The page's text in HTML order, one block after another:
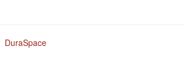
DuraSpace